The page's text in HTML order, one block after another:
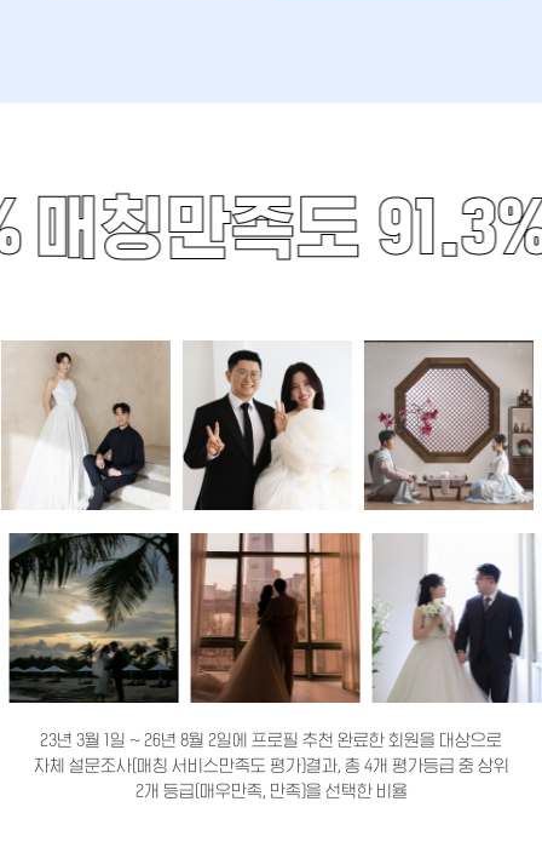
매칭만족도
23년 3월 1일 ~ 26년 8월 2일에 프로필 추천 완료한 회원을 대상으로
자체 설문조사(매칭 서비스만족도 평가)결과, 총 4개 평가등급 중 상위
2개 등급(매우만족, 만족)을 선택한 비율